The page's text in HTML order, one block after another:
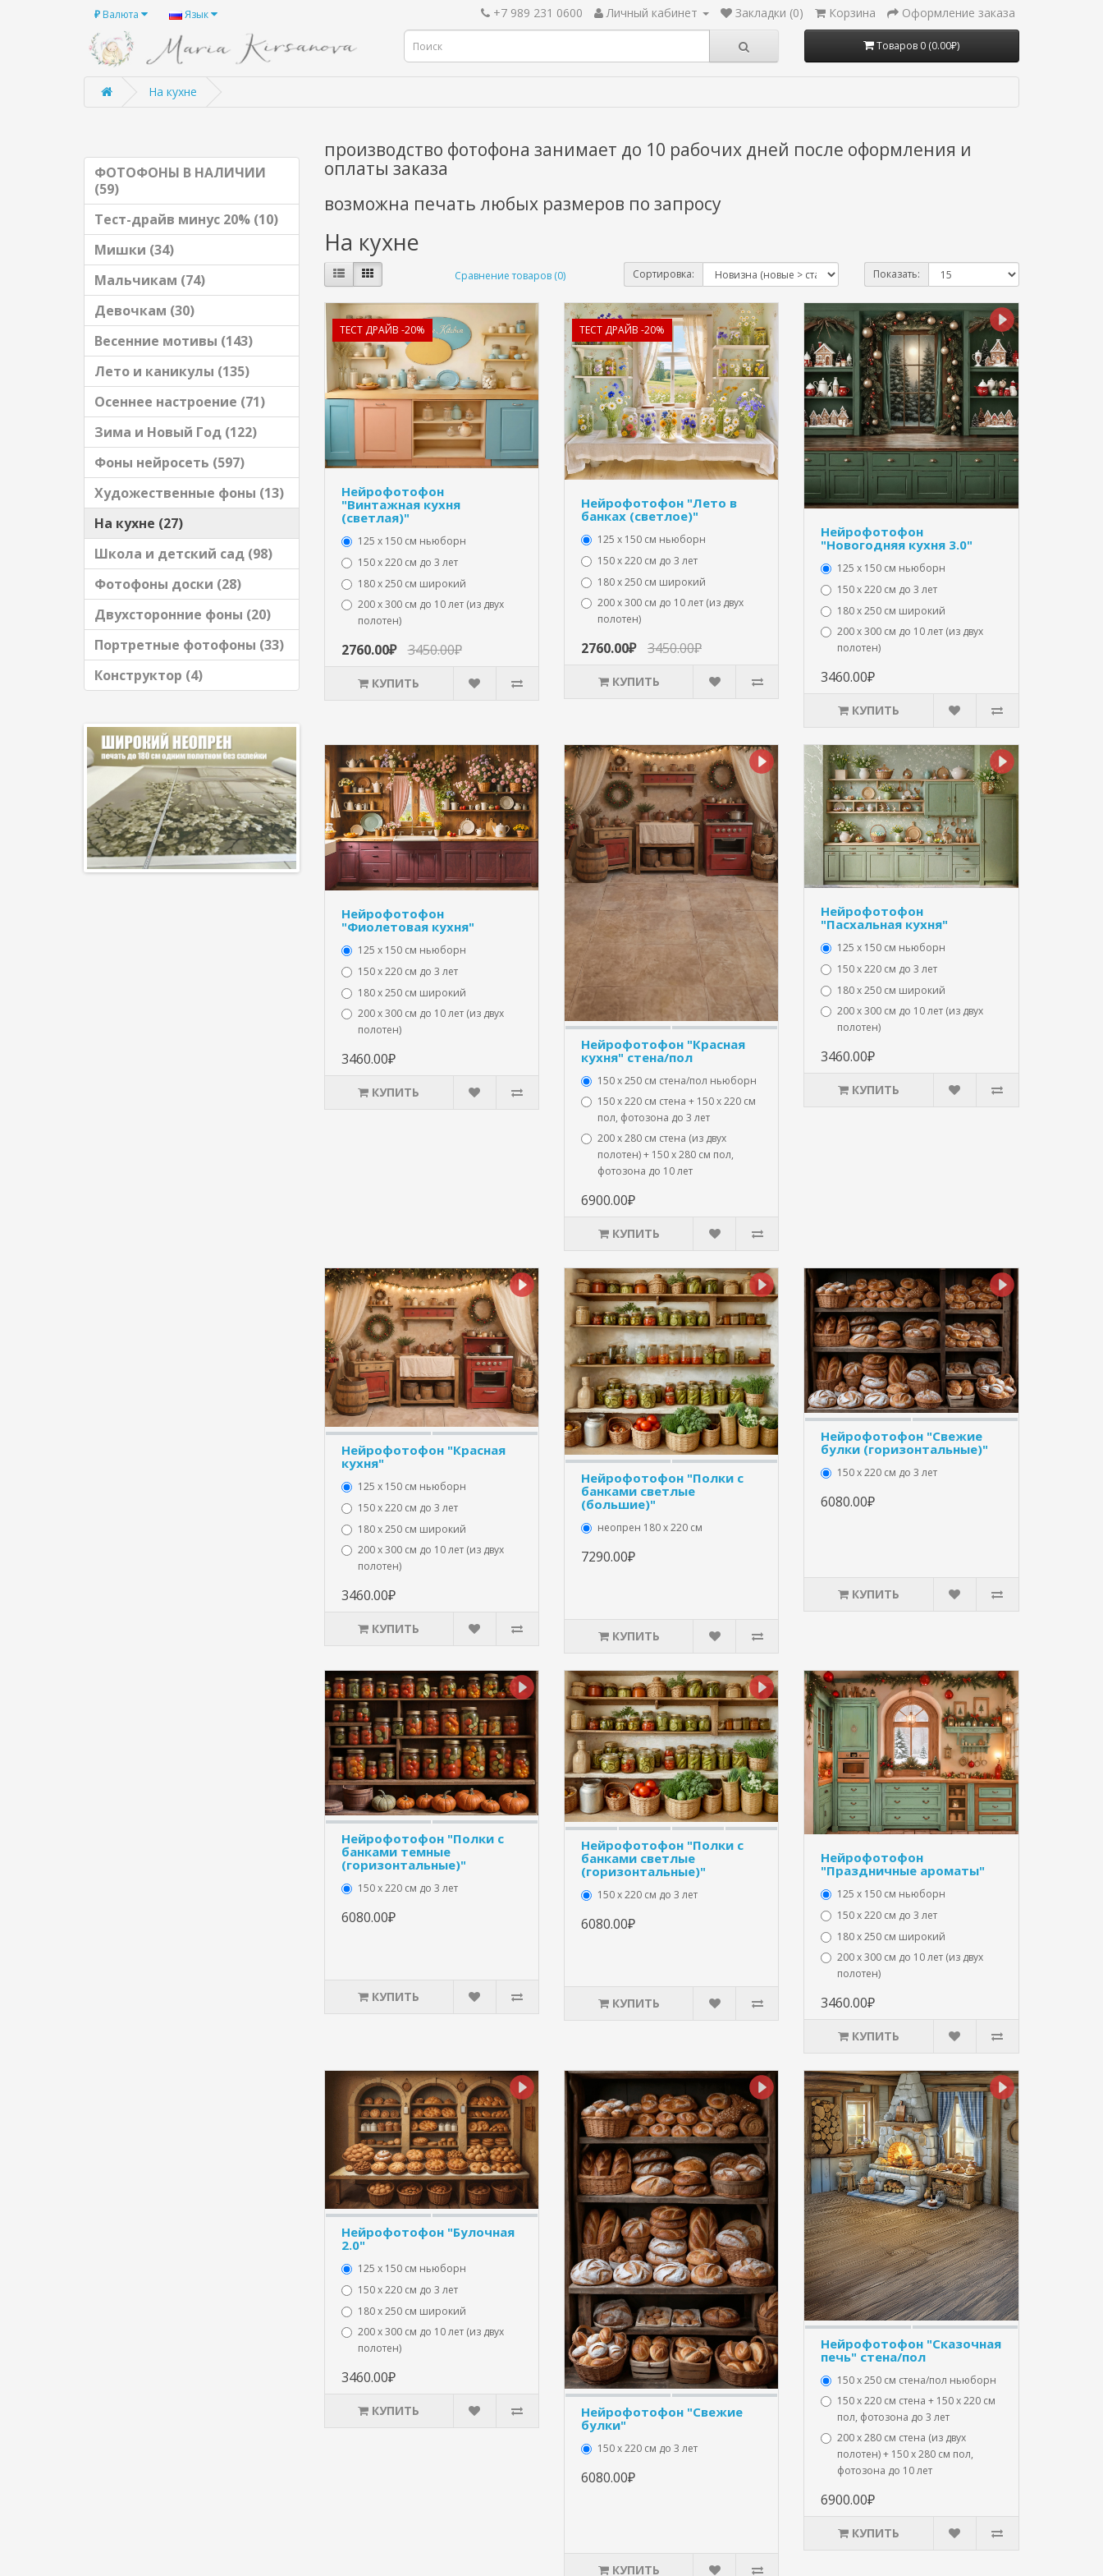
₽ Валюта Язык +7 989 231 0600 Личный кабинет Закладки (0) Корзина Оформление заказа
Товаров 0 (0.00₽)
На кухне
ФОТОФОНЫ В НАЛИЧИИ
(59)
Тест-драйв минус 20% (10)
Мишки (34)
Мальчикам (74)
Девочкам (30)
Весенние мотивы (143)
Лето и каникулы (135)
Осеннее настроение (71)
Зима и Новый Год (122)
Фоны нейросеть (597)
Художественные фоны (13)
На кухне (27)
Школа и детский сад (98)
Фотофоны доски (28)
Двухсторонние фоны (20)
Портретные фотофоны (33)
Конструктор (4)
производство фотофона занимает до 10 рабочих дней после оформления и
оплаты заказа
возможна печать любых размеров по запросу
На кухне
Сравнение товаров (0) Сортировка: Показать:
ТЕСТ ДРАЙВ -20%
Нейрофотофон
"Винтажная кухня
(светлая)"
125 x 150 см ньюборн
150 х 220 см до 3 лет
180 х 250 см широкий
200 х 300 см до 10 лет (из двух
полотен)
2760.00₽ 3450.00₽
КУПИТЬ
ТЕСТ ДРАЙВ -20%
Нейрофотофон "Лето в
банках (светлое)"
125 x 150 см ньюборн
150 х 220 см до 3 лет
180 х 250 см широкий
200 х 300 см до 10 лет (из двух
полотен)
2760.00₽ 3450.00₽
КУПИТЬ
Нейрофотофон
"Новогодняя кухня 3.0"
125 x 150 см ньюборн
150 х 220 см до 3 лет
180 х 250 см широкий
200 х 300 см до 10 лет (из двух
полотен)
3460.00₽
КУПИТЬ
Нейрофотофон
"Фиолетовая кухня"
125 x 150 см ньюборн
150 х 220 см до 3 лет
180 х 250 см широкий
200 х 300 см до 10 лет (из двух
полотен)
3460.00₽
КУПИТЬ
Нейрофотофон "Красная
кухня" стена/пол
150 х 250 см стена/пол ньюборн
150 х 220 см стена + 150 х 220 см
пол, фотозона до 3 лет
200 х 280 см стена (из двух
полотен) + 150 х 280 см пол,
фотозона до 10 лет
6900.00₽
КУПИТЬ
Нейрофотофон
"Пасхальная кухня"
125 x 150 см ньюборн
150 х 220 см до 3 лет
180 х 250 см широкий
200 х 300 см до 10 лет (из двух
полотен)
3460.00₽
КУПИТЬ
Нейрофотофон "Красная
кухня"
125 x 150 см ньюборн
150 х 220 см до 3 лет
180 х 250 см широкий
200 х 300 см до 10 лет (из двух
полотен)
3460.00₽
КУПИТЬ
Нейрофотофон "Полки с
банками светлые
(большие)"
неопрен 180 х 220 см
7290.00₽
КУПИТЬ
Нейрофотофон "Свежие
булки (горизонтальные)"
150 х 220 см до 3 лет
6080.00₽
КУПИТЬ
Нейрофотофон "Полки с
банками темные
(горизонтальные)"
150 х 220 см до 3 лет
6080.00₽
КУПИТЬ
Нейрофотофон "Полки с
банками светлые
(горизонтальные)"
150 х 220 см до 3 лет
6080.00₽
КУПИТЬ
Нейрофотофон
"Праздничные ароматы"
125 x 150 см ньюборн
150 х 220 см до 3 лет
180 х 250 см широкий
200 х 300 см до 10 лет (из двух
полотен)
3460.00₽
КУПИТЬ
Нейрофотофон "Булочная
2.0"
125 x 150 см ньюборн
150 х 220 см до 3 лет
180 х 250 см широкий
200 х 300 см до 10 лет (из двух
полотен)
3460.00₽
КУПИТЬ
Нейрофотофон "Свежие
булки"
150 х 220 см до 3 лет
6080.00₽
КУПИТЬ
Нейрофотофон "Сказочная
печь" стена/пол
150 х 250 см стена/пол ньюборн
150 х 220 см стена + 150 х 220 см
пол, фотозона до 3 лет
200 х 280 см стена (из двух
полотен) + 150 х 280 см пол,
фотозона до 10 лет
6900.00₽
КУПИТЬ